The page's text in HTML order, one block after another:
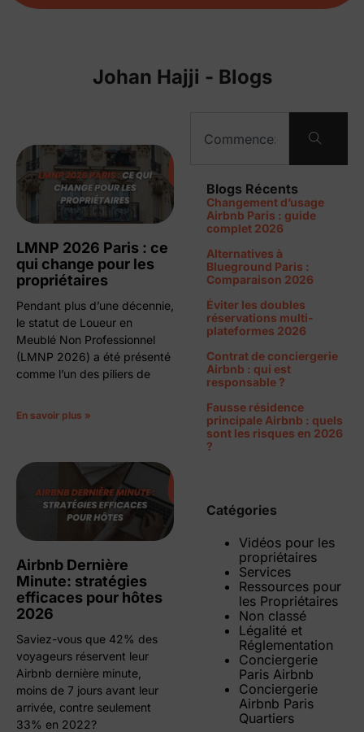
Johan Hajji - Blogs
LMNP 2026 Paris : ce
qui change pour les
propriétaires
Pendant plus d’une décennie,
le statut de Loueur en
Meublé Non Professionnel
(LMNP 2026) a été présenté
comme l’un des piliers de
En savoir plus »
Airbnb Dernière
Minute: stratégies
efficaces pour hôtes
2026
Saviez-vous que 42% des
voyageurs réservent leur
Airbnb dernière minute,
moins de 7 jours avant leur
arrivée, contre seulement
33% en 2022?
Blogs Récents
Changement d’usage
Airbnb Paris : guide
complet 2026
Alternatives à
Blueground Paris :
Comparaison 2026
Éviter les doubles
réservations multi-
plateformes 2026
Contrat de conciergerie
Airbnb : qui est
responsable ?
Fausse résidence
principale Airbnb : quels
sont les risques en 2026
?
Catégories
Vidéos pour les
propriétaires
Services
Ressources pour
les Propriétaires
Non classé
Légalité et
Réglementation
Conciergerie
Paris Airbnb
Conciergerie
Airbnb Paris
Quartiers